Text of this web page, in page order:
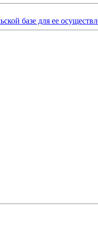
базе для ее